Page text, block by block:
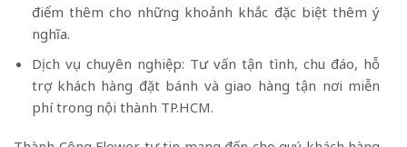
điểm thêm cho những khoảnh khắc đặc biệt thêm ý
nghĩa.
Dịch vụ chuyên nghiệp: Tư vấn tận tình, chu đáo, hỗ
trợ khách hàng đặt bánh và giao hàng tận nơi miễn
phí trong nội thành TP.HCM.